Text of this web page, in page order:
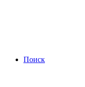
Поиск